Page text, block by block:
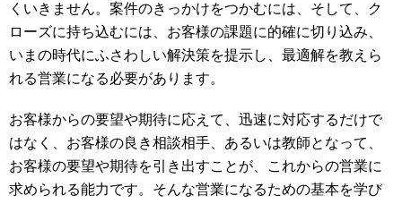
くいきません。案件のきっかけをつかむには、そして、ク
ローズに持ち込むには、お客様の課題に的確に切り込み、
いまの時代にふさわしい解決策を提示し、最適解を教えら
れる営業になる必要があります。
お客様からの要望や期待に応えて、迅速に対応するだけで
はなく、お客様の良き相談相手、あるいは教師となって、
お客様の要望や期待を引き出すことが、これからの営業に
求められる能力です。そんな営業になるための基本を学び